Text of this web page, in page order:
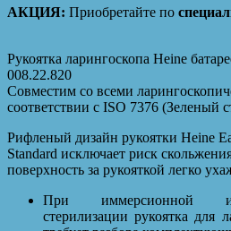
АКЦИЯ: Приобретайте по
Рукоятка ларингоскопа Heine
008.22.820
Совместим со всеми
соответствии с ISO 7376 (Зеленый
Рифленый дизайн рукоятки Heine
Standard исключает риск
поверхность за рукояткой легко
При иммерсионной и
стерилизации рукоятка для